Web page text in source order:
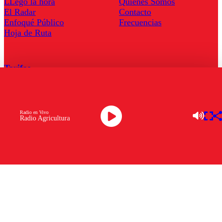
Radio Agricultura
Radio en Vivo
El Radar
Enfoqué Público
Hoja de Ruta
Contacto
Frecuencias
Tarifas
Descarga la APP